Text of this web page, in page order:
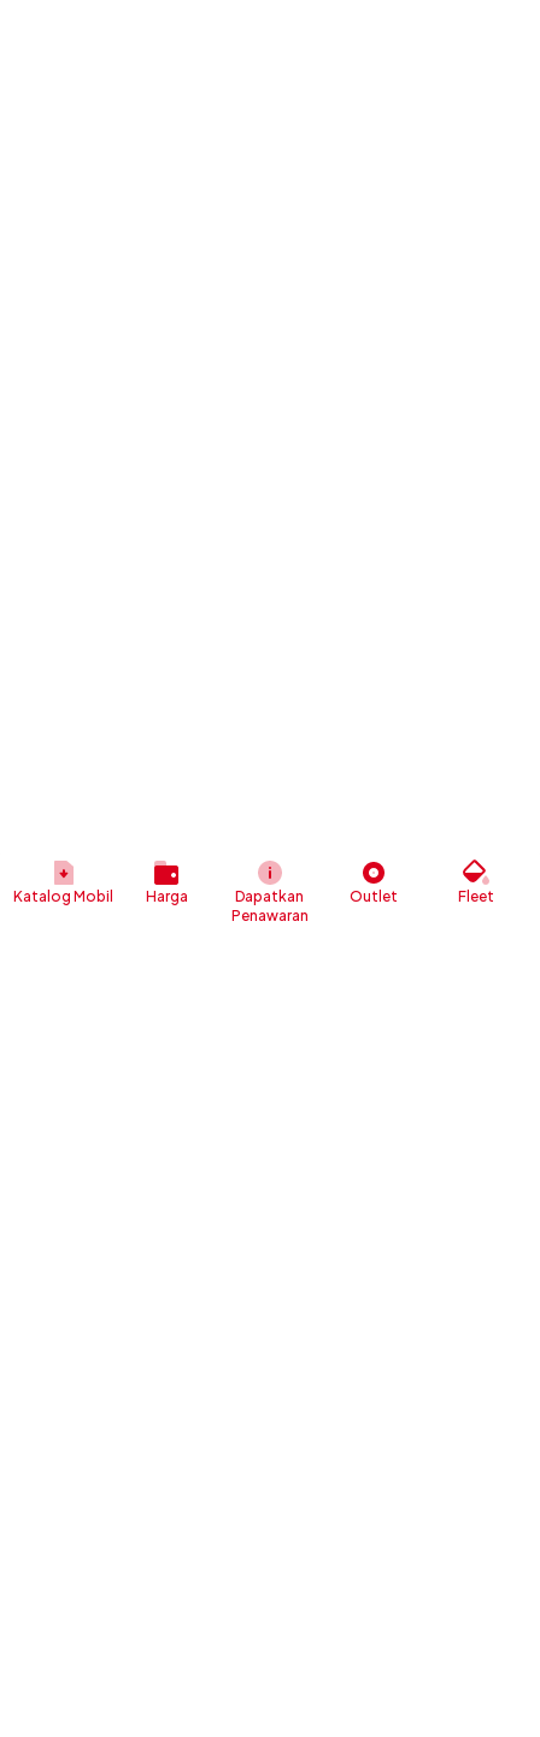
Katalog Mobil Harga
Dapatkan
Penawaran
Outlet Fleet